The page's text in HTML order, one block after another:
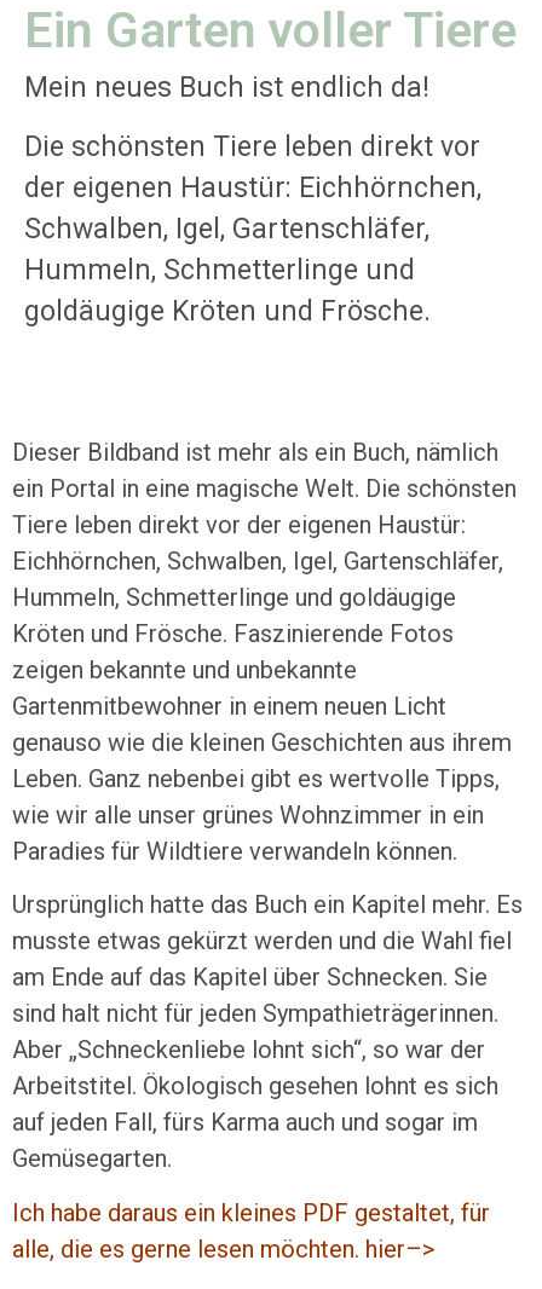
Ein Garten voller Tiere
Mein neues Buch ist endlich da!
Die schönsten Tiere leben direkt vor
der eigenen Haustür: Eichhörnchen,
Schwalben, Igel, Gartenschläfer,
Hummeln, Schmetterlinge und
goldäugige Kröten und Frösche.
Dieser Bildband ist mehr als ein Buch, nämlich
ein Portal in eine magische Welt. Die schönsten
Tiere leben direkt vor der eigenen Haustür:
Eichhörnchen, Schwalben, Igel, Gartenschläfer,
Hummeln, Schmetterlinge und goldäugige
Kröten und Frösche. Faszinierende Fotos
zeigen bekannte und unbekannte
Gartenmitbewohner in einem neuen Licht
genauso wie die kleinen Geschichten aus ihrem
Leben. Ganz nebenbei gibt es wertvolle Tipps,
wie wir alle unser grünes Wohnzimmer in ein
Paradies für Wildtiere verwandeln können.
Ursprünglich hatte das Buch ein Kapitel mehr. Es
musste etwas gekürzt werden und die Wahl fiel
am Ende auf das Kapitel über Schnecken. Sie
sind halt nicht für jeden Sympathieträgerinnen.
Aber „Schneckenliebe lohnt sich“, so war der
Arbeitstitel. Ökologisch gesehen lohnt es sich
auf jeden Fall, fürs Karma auch und sogar im
Gemüsegarten.
Ich habe daraus ein kleines PDF gestaltet, für
alle, die es gerne lesen möchten. hier–>